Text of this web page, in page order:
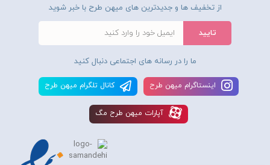
از تخفیف ها و جدیدترین های میهن طرح با خبر شوید
ما را در رسانه های اجتماعی دنبال کنید
اينستاگرام ميهن طرح کانال تلگرام ميهن طرح
آپارات ميهن طرح مگ